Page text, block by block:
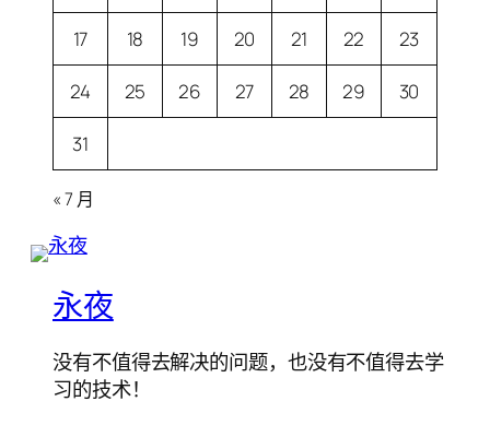
17 18 19 20 21 22 23
24 25 26 27 28 29 30
31
« 7 月
永夜
没有不值得去解决的问题，也没有不值得去学
习的技术！